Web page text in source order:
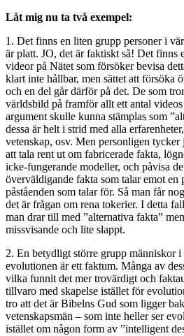
Låt mig nu ta två exempel:
1. Det finns en liten grupp personer i
är platt. JO, det är faktiskt så! Det finns
videor på Nätet som försöker bevisa
klart inte hållbar, men sättet att försöka
och en del går därför på det. De som
världsbild på framför allt ett antal
argument skulle kunna stämplas som
dessa är helt i strid med alla
vetenskap, osv. Men personligen
att tala rent ut om fabricerade fakta,
icke-fungerande modeller, och påvisa
överväldigande fakta som talar emot en
påståenden som talar för. Så man får
det är frågan om rena tokerier. I detta
man drar till med ”alternativa fakta”
missvisande och lite slappt.
2. En betydligt större grupp människor i
evolutionen är ett faktum. Många av
vilka funnit det mer trovärdigt och
tillvaro med skapelse istället för
tro att det är Bibelns Gud som ligger
vetenskapsmän – som inte heller ser
istället om någon form av ”intelligent